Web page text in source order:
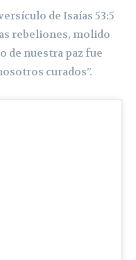
de Isaías 53:5
rebeliones, molido
de nuestra paz fue
curados”.